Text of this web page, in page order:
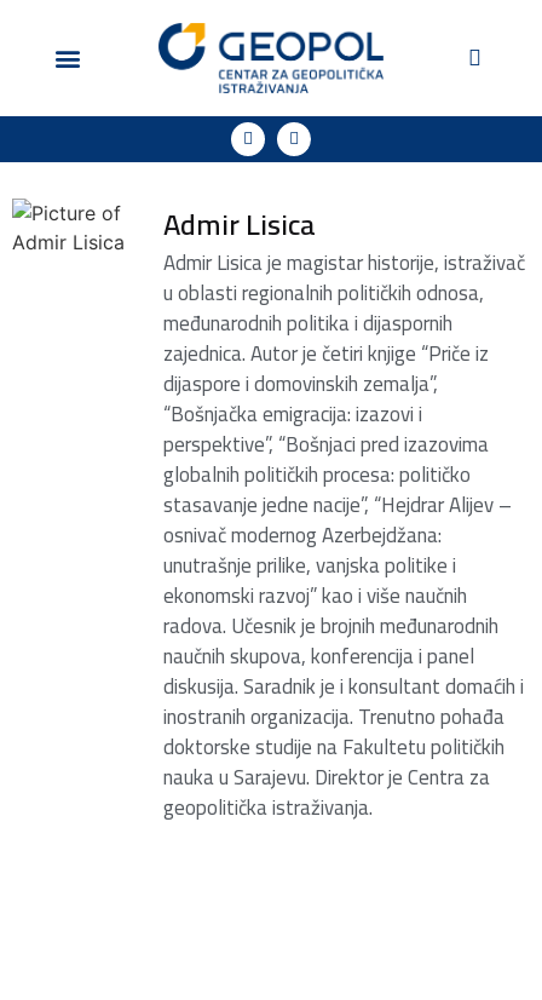
Admir Lisica
Admir Lisica je magistar historije, istraživač
u oblasti regionalnih političkih odnosa,
međunarodnih politika i dijaspornih
zajednica. Autor je četiri knjige “Priče iz
dijaspore i domovinskih zemalja”,
“Bošnjačka emigracija: izazovi i
perspektive”, “Bošnjaci pred izazovima
globalnih političkih procesa: političko
stasavanje jedne nacije”, “Hejdrar Alijev –
osnivač modernog Azerbejdžana:
unutrašnje prilike, vanjska politike i
ekonomski razvoj” kao i više naučnih
radova. Učesnik je brojnih međunarodnih
naučnih skupova, konferencija i panel
diskusija. Saradnik je i konsultant domaćih i
inostranih organizacija. Trenutno pohađa
doktorske studije na Fakultetu političkih
nauka u Sarajevu. Direktor je Centra za
geopolitička istraživanja.